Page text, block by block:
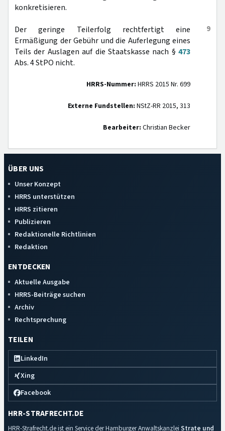
konkretisieren.
9
Der geringe Teilerfolg rechtfertigt eine
Ermäßigung der Gebühr und die Auferlegung eines
Teils der Auslagen auf die Staatskasse nach § 473
Abs. 4 StPO nicht.
HRRS-Nummer: HRRS 2015 Nr. 699
Externe Fundstellen: NStZ-RR 2015, 313
Bearbeiter: Christian Becker
ÜBER UNS
Unser Konzept
HRRS unterstützen
HRRS zitieren
Publizieren
Redaktionelle Richtlinien
Redaktion
ENTDECKEN
Aktuelle Ausgabe
HRRS-Beiträge suchen
Archiv
Rechtsprechung
TEILEN
LinkedIn
Xing
Facebook
HRR-STRAFRECHT.DE
HRR-Strafrecht.de ist ein Service der Hamburger Anwaltskanzlei Strate und